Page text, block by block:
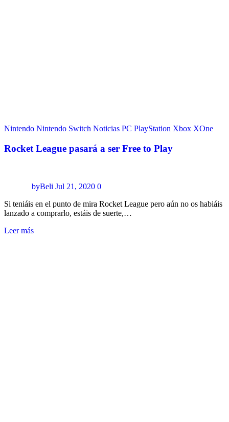
Nintendo Nintendo Switch Noticias PC PlayStation Xbox XOne
Rocket League pasará a ser Free to Play
byBeli Jul 21, 2020 0
Si teniáis en el punto de mira Rocket League pero aún no os habiáis
lanzado a comprarlo, estáis de suerte,…
Leer más